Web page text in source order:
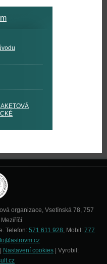
organizace, Vsetínská 78, 757
Telefon: 571 611 928, Mobil: 777
Nastavení cookies | Vyrobil: